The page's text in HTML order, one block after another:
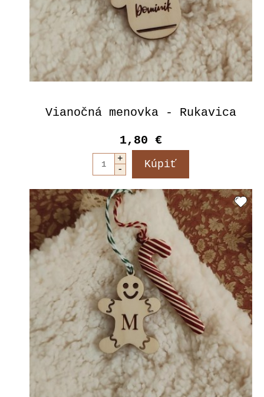
Vianočná menovka - Rukavica
1,80 €